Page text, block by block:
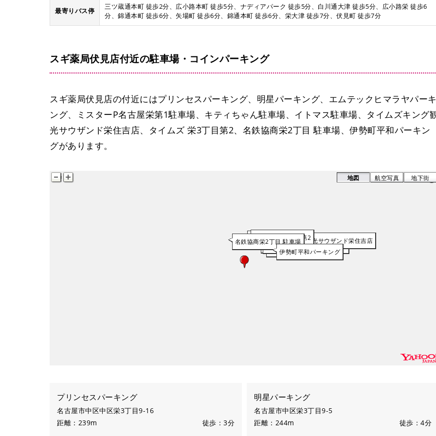
最寄りバス停
三ツ蔵通本町 徒歩2分、広小路本町 徒歩5分、ナディアパーク 徒歩5分、白川通大津 徒歩5分、広小路栄 徒歩6
分、錦通本町 徒歩6分、矢場町 徒歩6分、錦通本町 徒歩6分、栄大津 徒歩7分、伏見町 徒歩7分
スギ薬局伏見店付近の駐車場・コインパーキング
スギ薬局伏見店の付近にはプリンセスパーキング、明星パーキング、エムテックヒマラヤパー
ング、ミスターP名古屋栄第1駐車場、キティちゃん駐車場、イトマス駐車場、タイムズキング
光サウザンド栄住吉店、タイムズ 栄3丁目第2、名鉄協商栄2丁目 駐車場、伊勢町平和パーキン
グがあります。
プリンセスパーキング
明星パーキング
エムテックヒマラヤパーキング
ミスターP名古屋栄第1駐車場
キティちゃん駐車場
イトマス駐車場
タイムズキング観光サウザンド栄住吉店
タイムズ 栄3丁目第2
名鉄協商栄2丁目 駐車場
伊勢町平和パーキング
地図 航空写真 地下街
プリンセスパーキング
名古屋市中区中区栄3丁目9-16
距離：239m
徒歩：3分
明星パーキング
名古屋市中区栄3丁目9-5
距離：244m
徒歩：4分